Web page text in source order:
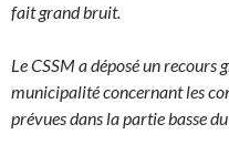
fait grand bruit.
Le CSSM a déposé un recours
municipalité concernant les
prévues dans la partie basse